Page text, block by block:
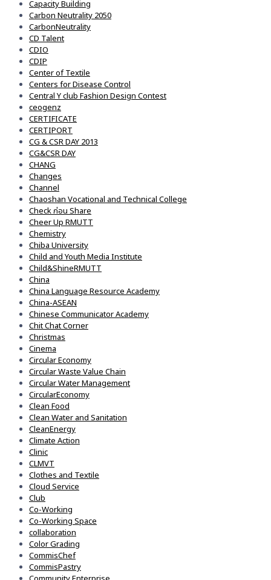
Capacity Building
Carbon Neutrality 2050
CarbonNeutrality
CD Talent
CDIO
CDIP
Center of Textile
Centers for Disease Control
Central Y club Fashion Design Contest
ceogenz
CERTIFICATE
CERTIPORT
CG & CSR DAY 2013
CG&CSR DAY
CHANG
Changes
Channel
Chaoshan Vocational and Technical College
Check ก่อน Share
Cheer Up RMUTT
Chemistry
Chiba University
Child and Youth Media Institute
Child&ShineRMUTT
China
China Language Resource Academy
China-ASEAN
Chinese Communicator Academy
Chit Chat Corner
Christmas
Cinema
Circular Economy
Circular Waste Value Chain
Circular Water Management
CircularEconomy
Clean Food
Clean Water and Sanitation
CleanEnergy
Climate Action
Clinic
CLMVT
Clothes and Textile
Cloud Service
Club
Co-Working
Co-Working Space
collaboration
Color Grading
CommisChef
CommisPastry